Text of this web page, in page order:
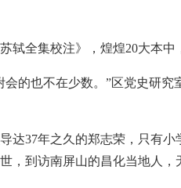
轼全集校注》，煌煌20大本
的也不在少数。”区党史研
达37年之久的郑志荣，只有
，到访南屏山的昌化当地人